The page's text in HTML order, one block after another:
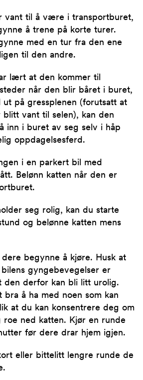
vant til å være i transportburet,
å trene på korte turer.
med en tur fra den ene
til den andre.
lært at den kommer til
når den blir båret i buret,
ut på gressplenen (forutsatt at
blitt vant til selen), kan den
inn i buret av seg selv i håp
oppdagelsesferd.
i en parkert bil med
Belønn katten når den er
seg rolig, kan du starte
og belønne katten mens
begynne å kjøre. Husk at
gyngebevegelser er
den derfor kan bli litt urolig.
å ha med noen som kan
at du kan konsentrere deg om
roe ned katten. Kjør en runde
før dere drar hjem igjen.
eller bittelitt lengre runde de